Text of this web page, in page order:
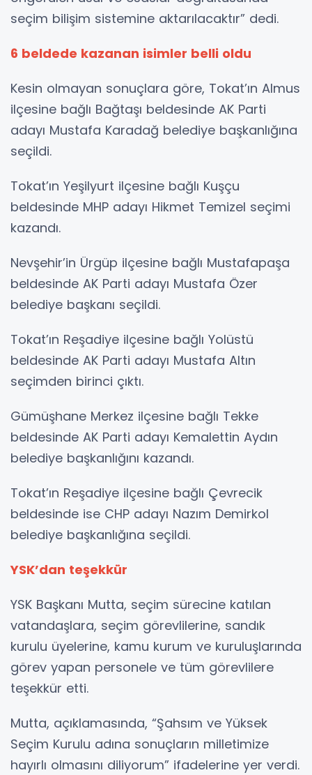
seçim bilişim sistemine aktarılacaktır” dedi.
6 beldede kazanan isimler belli oldu
Kesin olmayan sonuçlara göre, Tokat’ın Almus
ilçesine bağlı Bağtaşı beldesinde AK Parti
adayı Mustafa Karadağ belediye başkanlığına
seçildi.
Tokat’ın Yeşilyurt ilçesine bağlı Kuşçu
beldesinde MHP adayı Hikmet Temizel seçimi
kazandı.
Nevşehir’in Ürgüp ilçesine bağlı Mustafapaşa
beldesinde AK Parti adayı Mustafa Özer
belediye başkanı seçildi.
Tokat’ın Reşadiye ilçesine bağlı Yolüstü
beldesinde AK Parti adayı Mustafa Altın
seçimden birinci çıktı.
Gümüşhane Merkez ilçesine bağlı Tekke
beldesinde AK Parti adayı Kemalettin Aydın
belediye başkanlığını kazandı.
Tokat’ın Reşadiye ilçesine bağlı Çevrecik
beldesinde ise CHP adayı Nazım Demirkol
belediye başkanlığına seçildi.
YSK’dan teşekkür
YSK Başkanı Mutta, seçim sürecine katılan
vatandaşlara, seçim görevlilerine, sandık
kurulu üyelerine, kamu kurum ve kuruluşlarında
görev yapan personele ve tüm görevlilere
teşekkür etti.
Mutta, açıklamasında, “Şahsım ve Yüksek
Seçim Kurulu adına sonuçların milletimize
hayırlı olmasını diliyorum” ifadelerine yer verdi.